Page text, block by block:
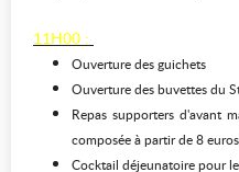
11H00 :
Ouverture des guichets
Ouverture des buvettes du
Repas supporters d'avant
composée à partir de 8
Cocktail déjeunatoire pour